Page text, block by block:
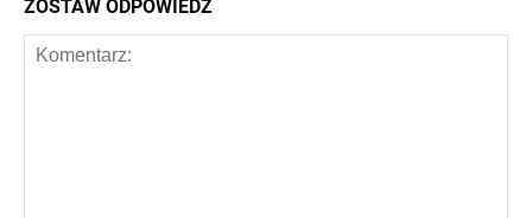
ZOSTAW ODPOWIEDŹ